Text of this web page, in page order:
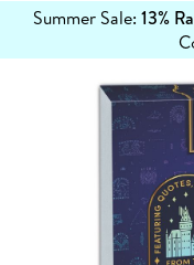
Summer Sale: 13%
erfahren